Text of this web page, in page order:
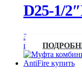
D25-1/
Запросить
цену